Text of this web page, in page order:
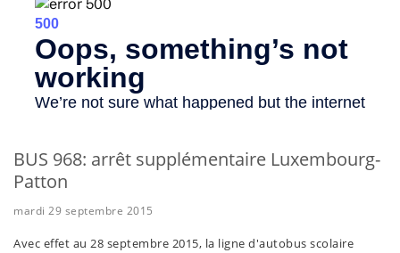
BUS 968: arrêt supplémentaire Luxembourg-
Patton
mardi 29 septembre 2015
Avec effet au 28 septembre 2015, la ligne d'autobus scolaire